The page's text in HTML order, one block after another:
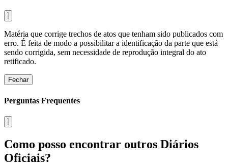
Matéria que corrige trechos de atos que tenham sido publicados com
erro. É feita de modo a possibilitar a identificação da parte que está
sendo corrigida, sem necessidade de reprodução integral do ato
retificado.
Fechar
Perguntas Frequentes
Como posso encontrar outros Diários
Oficiais?